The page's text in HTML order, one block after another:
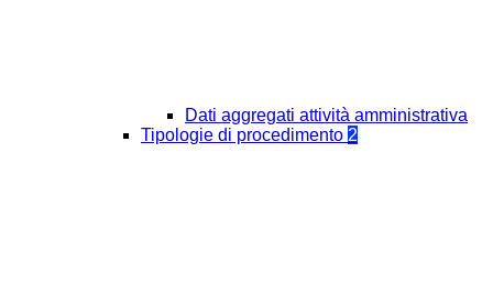
Dati aggregati attività amministrativa
Tipologie di procedimento 2